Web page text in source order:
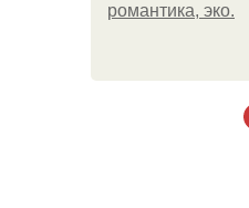
романтика, эко.